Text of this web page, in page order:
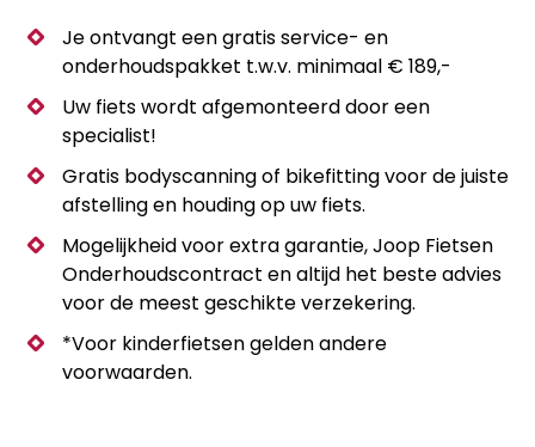
Je ontvangt een gratis service- en
onderhoudspakket t.w.v. minimaal € 189,-
Uw fiets wordt afgemonteerd door een
specialist!
Gratis bodyscanning of bikefitting voor de juiste
afstelling en houding op uw fiets.
Mogelijkheid voor extra garantie, Joop Fietsen
Onderhoudscontract en altijd het beste advies
voor de meest geschikte verzekering.
*Voor kinderfietsen gelden andere
voorwaarden.